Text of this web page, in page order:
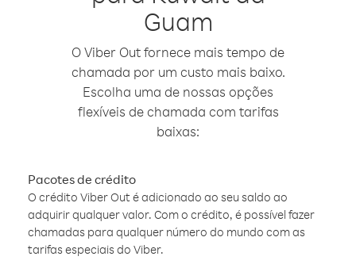
Guam
O Viber Out fornece mais tempo de
chamada por um custo mais baixo.
Escolha uma de nossas opções
flexíveis de chamada com tarifas
baixas:
Pacotes de crédito
O crédito Viber Out é adicionado ao seu saldo ao
adquirir qualquer valor. Com o crédito, é possível fazer
chamadas para qualquer número do mundo com as
tarifas especiais do Viber.